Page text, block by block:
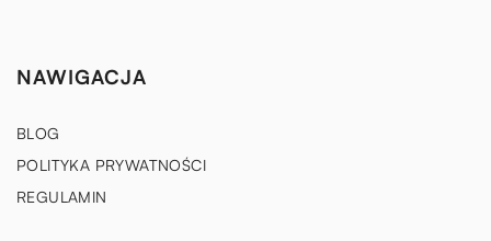
NAWIGACJA
BLOG
POLITYKA PRYWATNOŚCI
REGULAMIN